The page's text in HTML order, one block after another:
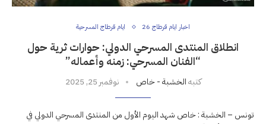
اخبار ايام قرطاج 26 ايام قرطاج المسرحية
انطلاق المنتدى المسرحي الدولي: حوارات ثرية حول
“الفنان المسرحي: زمنه وأعماله”
كتبهالخشبة - خاص نوفمبر 25, 2025
تونس – الخشبة : خاص شهد اليوم الأول من المنتدى المسرحي الدولي في